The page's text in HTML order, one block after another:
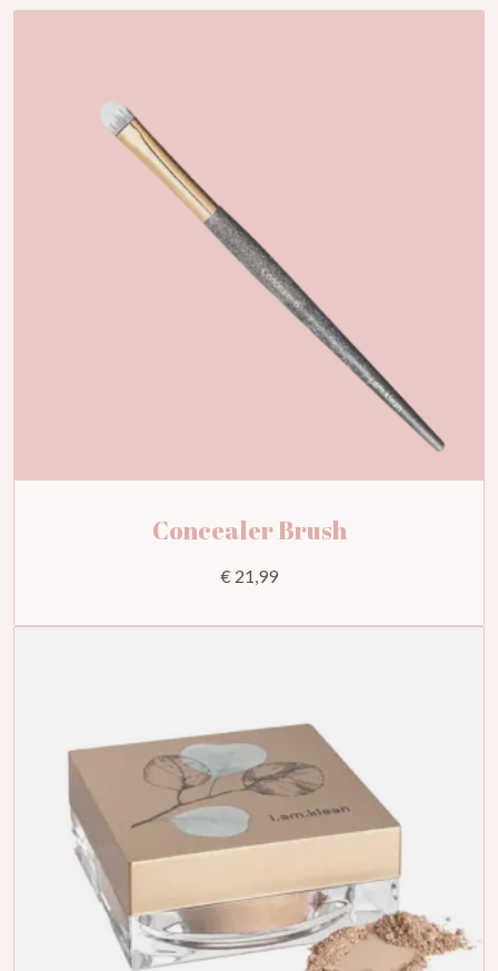
Concealer Brush
€ 21,99